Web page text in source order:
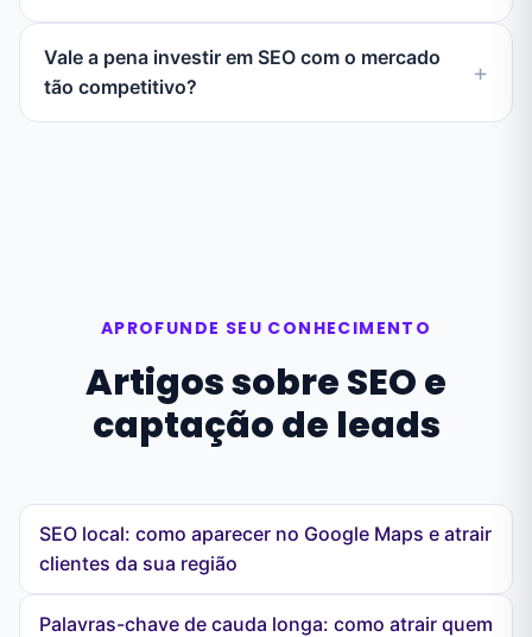
Vale a pena investir em SEO com o mercado
tão competitivo?
APROFUNDE SEU CONHECIMENTO
Artigos sobre SEO e
captação de leads
SEO local: como aparecer no Google Maps e atrair
clientes da sua região
Palavras-chave de cauda longa: como atrair quem